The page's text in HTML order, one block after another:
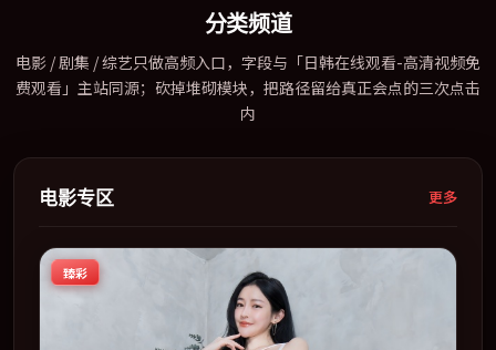
分类频道
电影 / 剧集 / 综艺只做高频入口，字段与「日韩在线观看-高清视频免
费观看」主站同源；砍掉堆砌模块，把路径留给真正会点的三次点击
内
电影专区 更多
臻彩